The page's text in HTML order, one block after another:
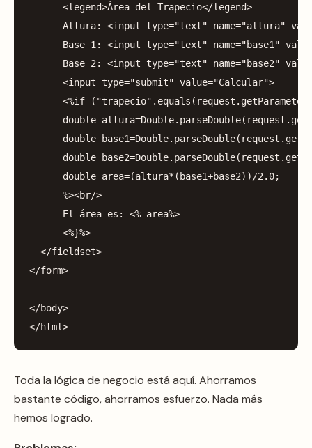
<legend>Área del Trapecio</legend>
Altura:
<input type="text" name="altura"
Base 1 : <input type="text" name="base1"
Base 2 : <input type="text" name="base2"
<input type="submit" value="Calcular">
<%if ( "trapecio" . equals ( request . getParameter
double altura=Double. parseDouble( request .
double
base1=Double. parseDouble( request .
double
base2=Double. parseDouble( request .
double area=(altura*( base1+base2))/2.0;
%><br/>
El
área es: <%=area%>
<%}%>
</fieldset>
</form>
</body>
</html>
Toda la lógica de negocio está aquí. Ahorramos
bastante código, ahorramos esfuerzo. Nada más
hemos logrado.